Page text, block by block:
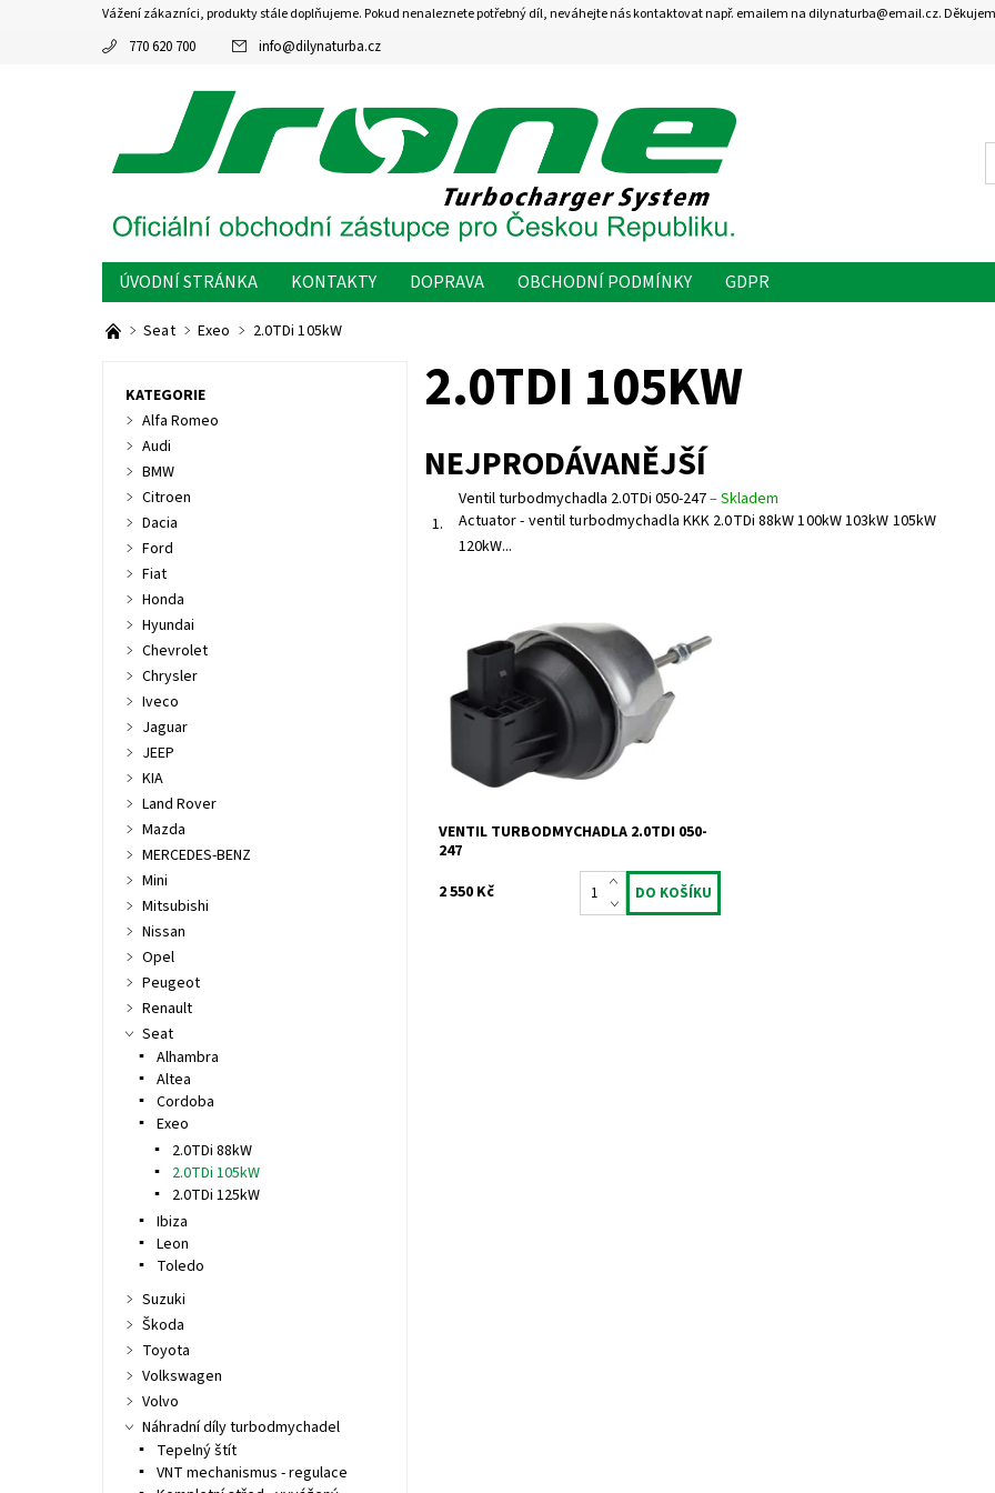
Vážení zákazníci, produkty stále doplňujeme. Pokud nenaleznete potřebný díl, neváhejte nás kontaktovat např. emailem na dilynaturba@email.cz.
770 620 700 info@dilynaturba.cz
ÚVODNÍ STRÁNKA KONTAKTY DOPRAVA OBCHODNÍ PODMÍNKY GDPR
Seat Exeo 2.0TDi 105kW
2.0TDI 105KW
NEJPRODÁVANĚJŠÍ
1.
Ventil turbodmychadla 2.0TDi 050-247–Skladem
Actuator - ventil turbodmychadla KKK 2.0TDi 88kW 100kW 103kW 105kW
120kW...
Actuator - ventil turbodmychadla KKK
2.0TDi 88kW 100kW 103kW 105kW 120kW
125kW.
Dostupnost:
Skladem
Kód:
Značka:
Jrone
Záruka:
2 roky
VENTIL TURBODMYCHADLA 2.0TDI 050-
247
2 550 Kč
KATEGORIE
Alfa Romeo
Audi
BMW
Citroen
Dacia
Ford
Fiat
Honda
Hyundai
Chevrolet
Chrysler
Iveco
Jaguar
JEEP
KIA
Land Rover
Mazda
MERCEDES-BENZ
Mini
Mitsubishi
Nissan
Opel
Peugeot
Renault
Seat
Alhambra
Altea
Cordoba
Exeo
2.0TDi 88kW
2.0TDi 105kW
2.0TDi 125kW
Ibiza
Leon
Toledo
Suzuki
Škoda
Toyota
Volkswagen
Volvo
Náhradní díly turbodmychadel
Tepelný štít
VNT mechanismus - regulace